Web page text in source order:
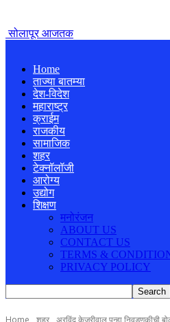
सोलापूर आजतक
Home
ताज्या बातम्या
देश-विदेश
महाराष्ट्र
क्राईम
राजकीय
सामाजिक
शहर
टेक्नॉलॉजी
आरोग्य
उद्योग
शिक्षण
मनोरंजन
ABOUT US
CONTACT US
TERMS &
PRIVACY POLICY
Home शहर अरविंद केजरीवाल पुन्हा निवडणुकीची